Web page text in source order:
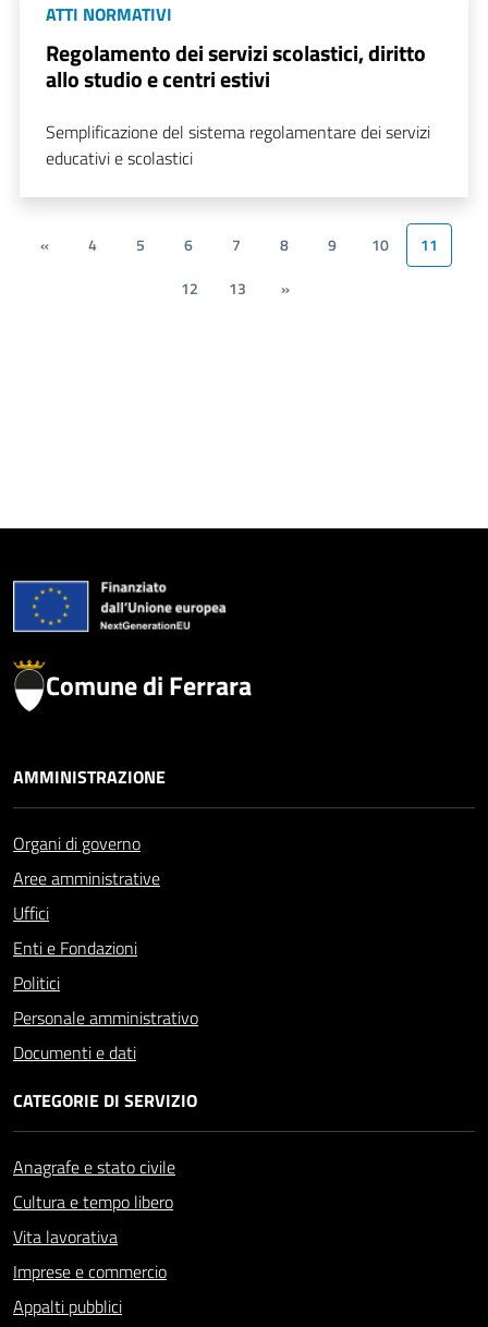
ATTI NORMATIVI
Regolamento dei servizi scolastici, diritto
allo studio e centri estivi
Semplificazione del sistema regolamentare dei servizi
educativi e scolastici
« 4 5 6 7 8 9 10
11
12
13 »
Comune di Ferrara
AMMINISTRAZIONE
Organi di governo
Aree amministrative
Uffici
Enti e Fondazioni
Politici
Personale amministrativo
Documenti e dati
CATEGORIE DI SERVIZIO
Anagrafe e stato civile
Cultura e tempo libero
Vita lavorativa
Imprese e commercio
Appalti pubblici